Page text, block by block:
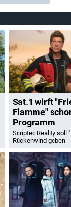
Sat.1 wirft
Flamme"
Programm
Scripted Reality soll
Rückenwind geben